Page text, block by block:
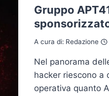
DEGLI
Gruppo
A cura di: Redazione
Nel panorama
hacker riescono a
operativa quanto